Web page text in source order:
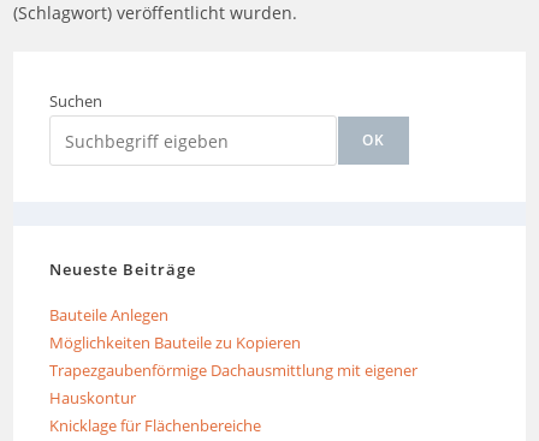
(Schlagwort) veröffentlicht wurden.
Suchen
OK
Neueste Beiträge
Bauteile Anlegen
Möglichkeiten Bauteile zu Kopieren
Trapezgaubenförmige Dachausmittlung mit eigener
Hauskontur
Knicklage für Flächenbereiche